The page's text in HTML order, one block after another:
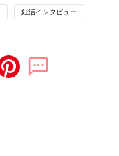
妊活インタビュー